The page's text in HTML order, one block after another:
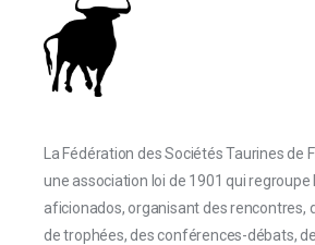
La Fédération des Sociétés Taurines de
une association loi de 1901 qui regroupe
aficionados, organisant des rencontres,
de trophées, des conférences-débats,